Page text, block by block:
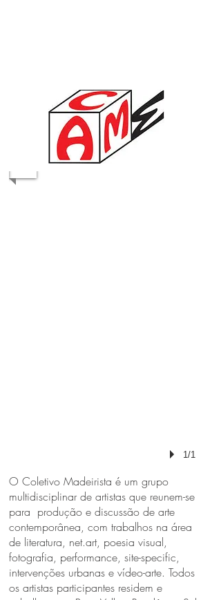
O Coletivo Madeirista é um grupo
multidisciplinar de artistas que reunem-se
para produção e discussão de arte
contemporânea, com trabalhos na área
de literatura, net.art, poesia visual,
fotografia, performance, site-specific,
intervenções urbanas e vídeo-arte. Todos
os artistas participantes residem e
1/1